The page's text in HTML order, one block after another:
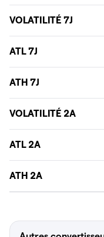
VOLATILITÉ 7J
ATL 7J
ATH 7J
VOLATILITÉ 2A
ATL 2A
ATH 2A